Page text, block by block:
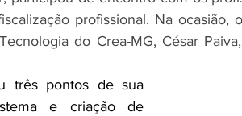
profissional. Na ocasião,
do Crea-MG, César
três pontos de sua
e criação de